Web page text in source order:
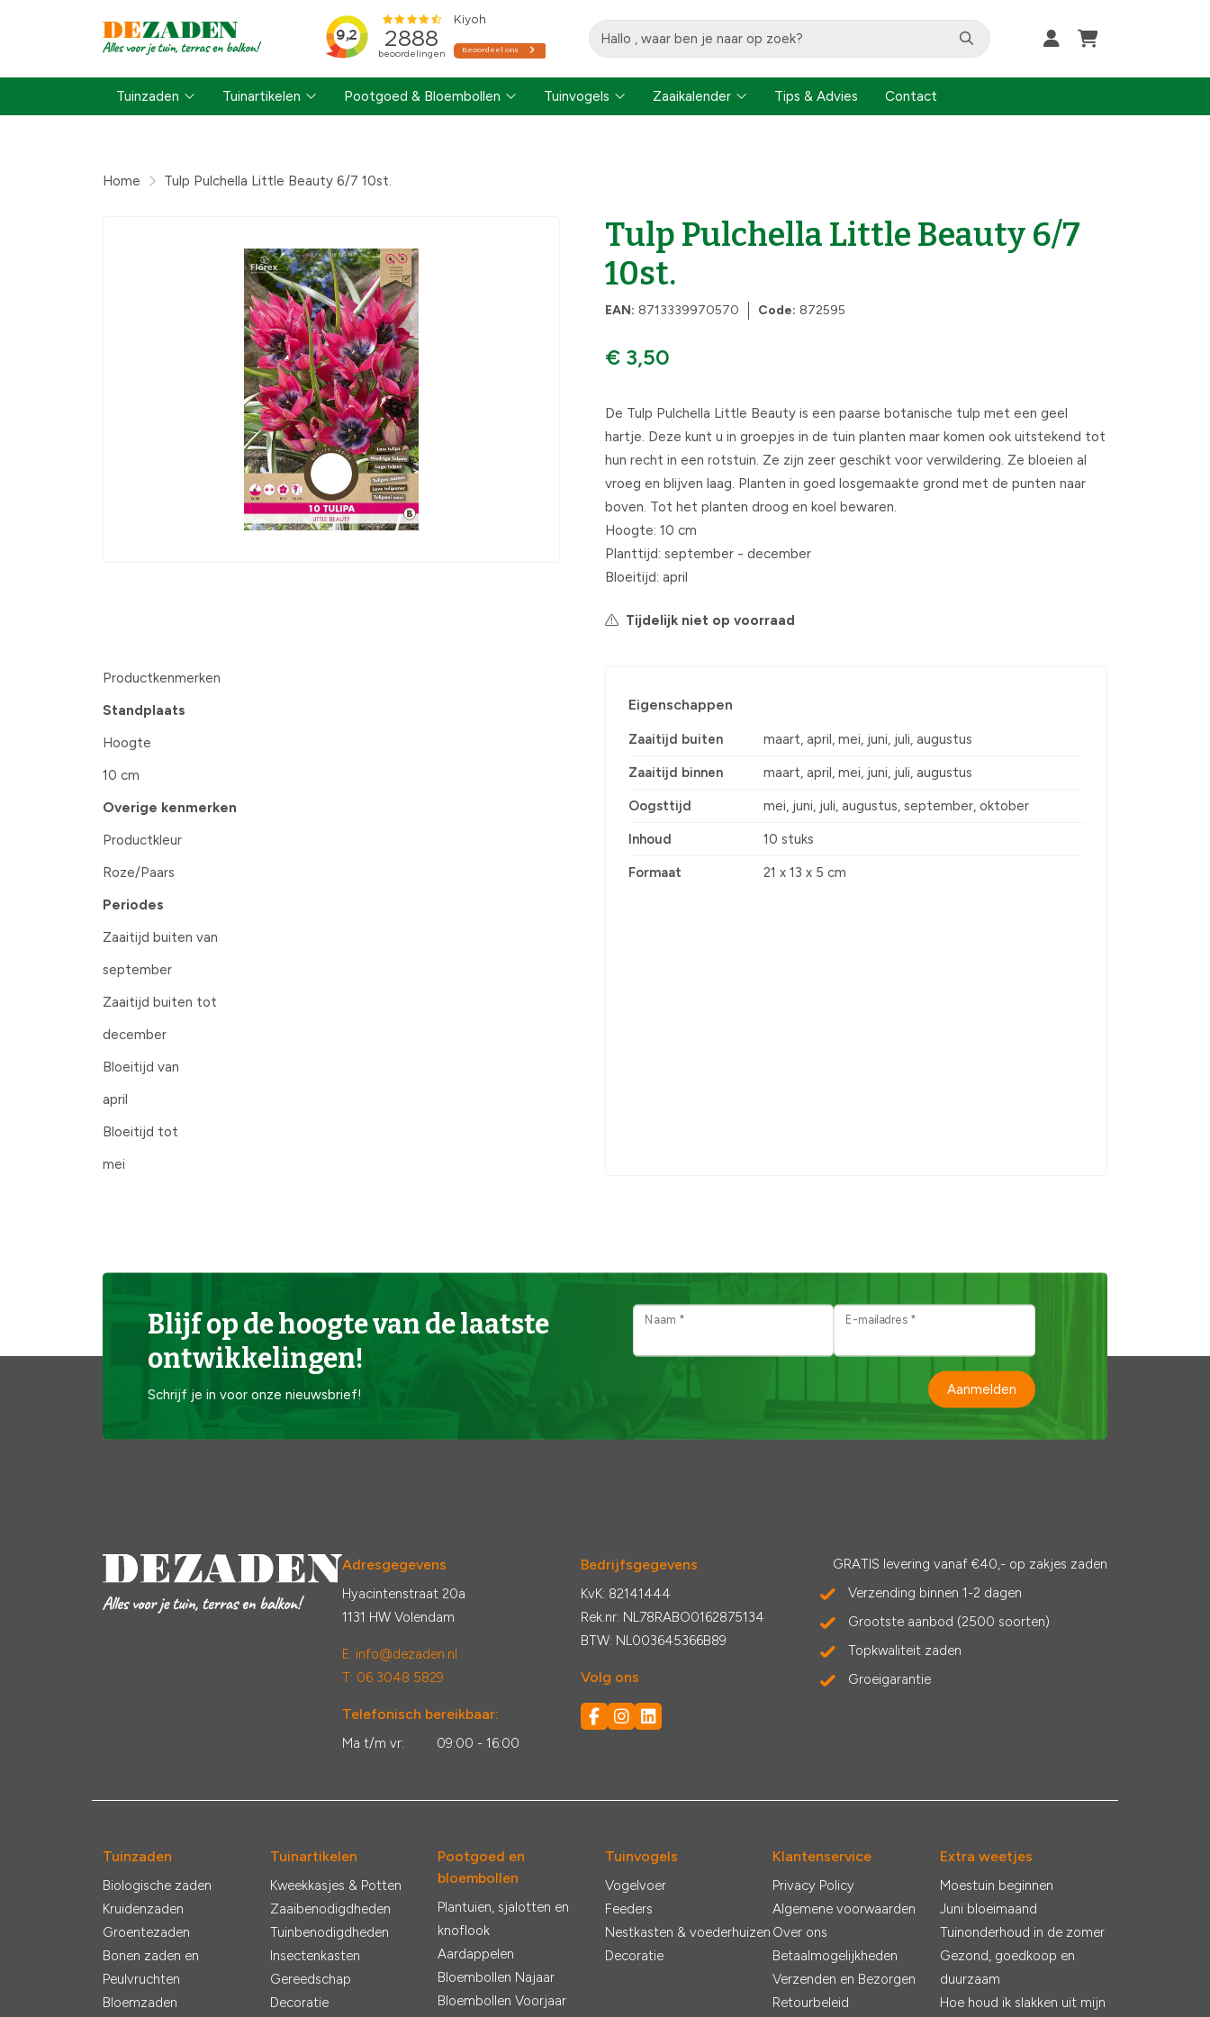
Tuinzaden Tuinartikelen Pootgoed & Bloembollen Tuinvogels Zaaikalender Tips & Advies Contact
Home Tulp Pulchella Little Beauty 6/7 10st.
Tulp Pulchella Little Beauty 6/7
10st.
EAN: 8713339970570 Code: 872595
€ 3,50
De Tulp Pulchella Little Beauty is een paarse botanische tulp met een geel
hartje. Deze kunt u in groepjes in de tuin planten maar komen ook uitstekend tot
hun recht in een rotstuin. Ze zijn zeer geschikt voor verwildering. Ze bloeien al
vroeg en blijven laag. Planten in goed losgemaakte grond met de punten naar
boven. Tot het planten droog en koel bewaren.
Hoogte: 10 cm
Planttijd: september - december
Bloeitijd: april
Tijdelijk niet op voorraad
Productkenmerken
Standplaats
Hoogte
10 cm
Overige kenmerken
Productkleur
Roze/Paars
Periodes
Zaaitijd buiten van
september
Zaaitijd buiten tot
december
Bloeitijd van
april
Bloeitijd tot
mei
Eigenschappen
Zaaitijd buiten maart, april, mei, juni, juli, augustus
Zaaitijd binnen maart, april, mei, juni, juli, augustus
Oogsttijd mei, juni, juli, augustus, september, oktober
Inhoud 10 stuks
Formaat 21 x 13 x 5 cm
Blijf op de hoogte van de laatste
ontwikkelingen!
Schrijf je in voor onze nieuwsbrief!
Naam * E-mailadres *
Aanmelden
Adresgegevens
Hyacintenstraat 20a
1131 HW Volendam
E: info@dezaden.nl
T: 06 3048 5829
Telefonisch bereikbaar:
Ma t/m vr: 09:00 - 16:00
Bedrijfsgegevens
KvK: 82141444
Rek.nr: NL78RABO0162875134
BTW: NL003645366B89
Volg ons
GRATIS levering vanaf €40,- op zakjes zaden
Verzending binnen 1-2 dagen
Grootste aanbod (2500 soorten)
Topkwaliteit zaden
Groeigarantie
Tuinzaden
Biologische zaden
Kruidenzaden
Groentezaden
Bonen zaden en
Peulvruchten
Bloemzaden
Tuinartikelen
Kweekkasjes & Potten
Zaaibenodigdheden
Tuinbenodigdheden
Insectenkasten
Gereedschap
Decoratie
Pootgoed en
bloembollen
Plantuien, sjalotten en
knoflook
Aardappelen
Bloembollen Najaar
Bloembollen Voorjaar
Tuinvogels
Vogelvoer
Feeders
Nestkasten & voederhuizen
Decoratie
Klantenservice
Privacy Policy
Algemene voorwaarden
Over ons
Betaalmogelijkheden
Verzenden en Bezorgen
Retourbeleid
Extra weetjes
Moestuin beginnen
Juni bloeimaand
Tuinonderhoud in de zomer
Gezond, goedkoop en
duurzaam
Hoe houd ik slakken uit mijn